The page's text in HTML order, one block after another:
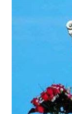
minute du temps
Benchrifa. Son
chuté à domicile
bonne affaire de
de Tetouan qui
remporté trois
Moulay Abdallah
Abdeladim